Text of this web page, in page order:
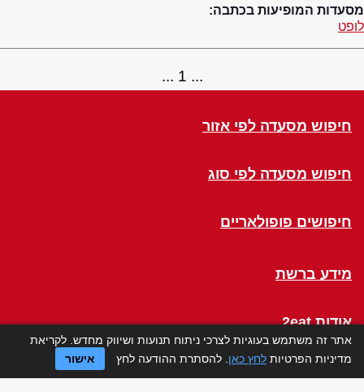
מסעדות המופיעות בכתבה:
לופט
1
חיפוש מסעדה לפי אזור
חיפוש מסעדה לפי סוג
חיפושים פופולאריים
מידע ברשת
אודות 2eat
Click a Table
אתר זה משתמש בעוגיות לצרכי ניתוח תנועות ושיווק מחדש. לקריאת
מדיניות הפרטיות לחץ כאן . להסתרת ההודעה לחץ אישור